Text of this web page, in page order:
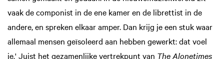
vaak de componist in de ene kamer en de librettist in de
andere, en spreken elkaar amper. Dan krijg je een stuk waar
allemaal mensen geïsoleerd aan hebben gewerkt: dat voel
je.' Juist het gezamenlijke vertrekpunt van The Alonetimes